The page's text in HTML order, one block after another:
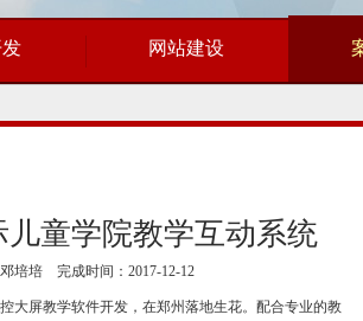
网站建设
儿童学院教学互动系统
培培 完成时间：2017-12-12
大屏教学软件开发，在郑州落地生花。配合专业的教